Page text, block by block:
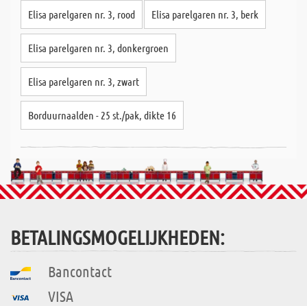
Elisa parelgaren nr. 3, rood Elisa parelgaren nr. 3, berk
Elisa parelgaren nr. 3, donkergroen
Elisa parelgaren nr. 3, zwart
Borduurnaalden - 25 st./pak, dikte 16
BETALINGSMOGELIJKHEDEN:
Bancontact
VISA